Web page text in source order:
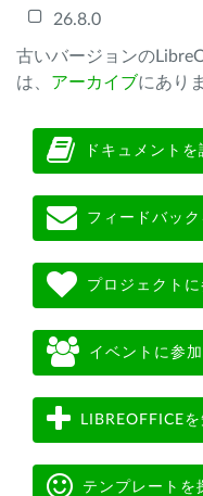
26.8.0
古いバージョンの
は、 アーカイブにあり
ドキュメントを
フィードバック
プロジェクト
イベントに参
LIBREOFFICE
テンプレートを